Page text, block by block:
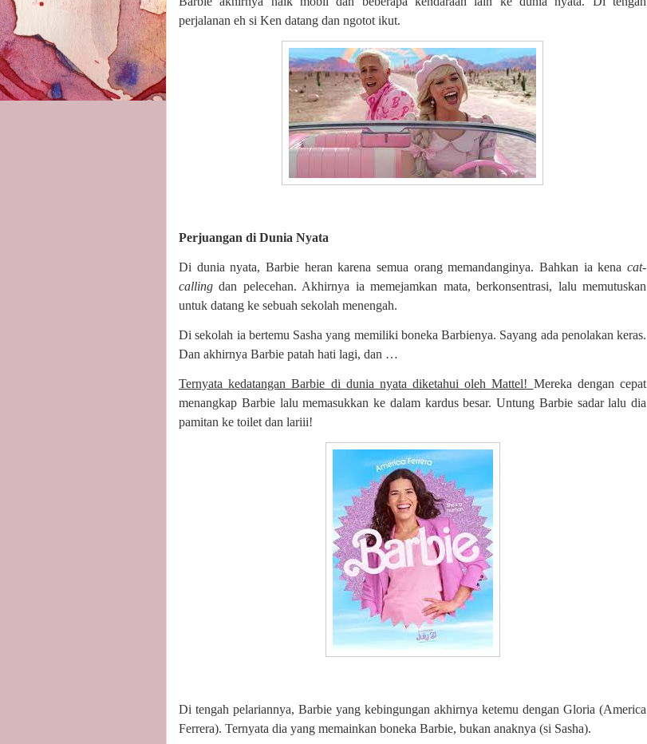
perjalanan eh si Ken datang dan ngotot ikut.
Perjuangan di Dunia Nyata
Di dunia nyata, Barbie heran karena semua orang memandanginya. Bahkan ia kena cat-
callingdan pelecehan. Akhirnya ia memejamkan mata, berkonsentrasi, lalu memutuskan
untuk datang ke sebuah sekolah menengah.
Di sekolah ia bertemu Sasha yang memiliki boneka Barbienya. Sayang ada penolakan keras.
Dan akhirnya Barbie patah hati lagi, dan …
Ternyata kedatangan Barbie di dunia nyata diketahui oleh Mattel! Mereka dengan cepat
menangkap Barbie lalu memasukkan ke dalam kardus besar. Untung Barbie sadar lalu dia
pamitan ke toilet dan lariii!
Di tengah pelariannya, Barbie yang kebingungan akhirnya ketemu dengan Gloria (America
Ferrera). Ternyata dia yang memainkan boneka Barbie, bukan anaknya (si Sasha).